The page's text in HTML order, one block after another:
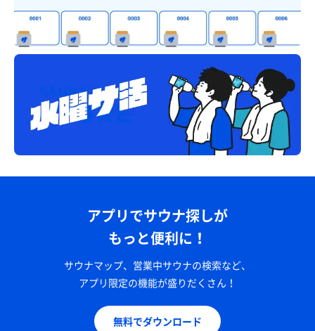
アプリでサウナ探しが
もっと便利に！
サウナマップ、営業中サウナの検索など、
アプリ限定の機能が盛りだくさん！
無料でダウンロード